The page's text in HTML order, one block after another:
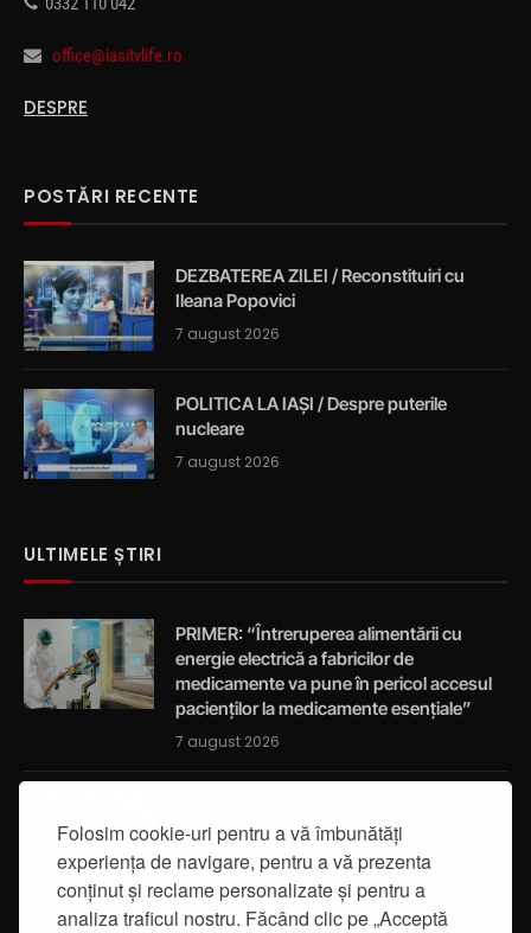
Folosim cookie-uri pentru a vă îmbunătăți
experiența de navigare, pentru a vă prezenta
conținut și reclame personalizate și pentru a
analiza traficul nostru. Făcând clic pe „Acceptă
office@iasitvlife.ro
DESPRE
POSTĂRI RECENTE
DEZBATEREA ZILEI / Reconstituiri cu
Ileana Popovici
7 august 2026
POLITICA LA IAȘI / Despre puterile
nucleare
7 august 2026
ULTIMELE ȘTIRI
PRIMER: “Întreruperea alimentării cu
energie electrică a fabricilor de
medicamente va pune în pericol accesul
pacienților la medicamente esențiale”
7 august 2026
integrității
7 august 2026